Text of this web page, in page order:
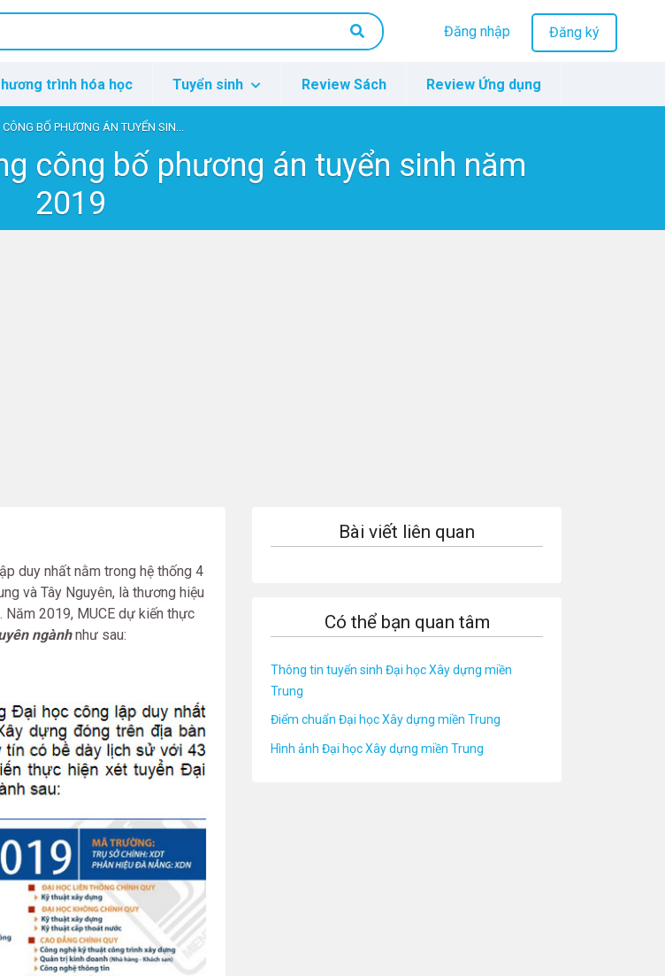
Đăng nhập Đăng ký
trình hóa học Tuyển sinh Review Sách Review Ứng dụng
PHƯƠNG ÁN TUYỂN SINH NĂM 2019
công bố phương án tuyển sinh năm
2019
duy nhất nằm trong hệ thống 4
và Tây Nguyên, là thương hiệu
2019, MUCE dự kiến thực
ngànhnhư sau:
Bài viết liên quan
Có thể bạn quan tâm
Thông tin tuyển sinh Đại học Xây dựng miền
Trung
Điểm chuẩn Đại học Xây dựng miền Trung
Hình ảnh Đại học Xây dựng miền Trung